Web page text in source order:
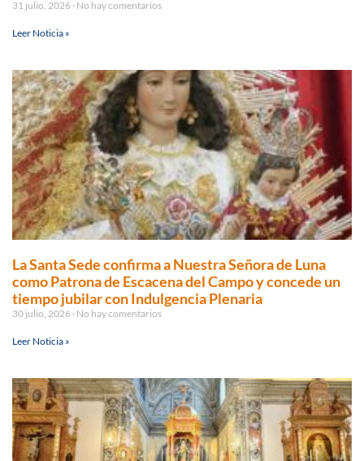
31 julio, 2026 No hay comentarios
Leer Noticia »
La Santa Sede confirma a Nuestra Señora de Luna
como Patrona de Escacena del Campo y concede un
tiempo jubilar con Indulgencia Plenaria
30 julio, 2026 No hay comentarios
Leer Noticia »